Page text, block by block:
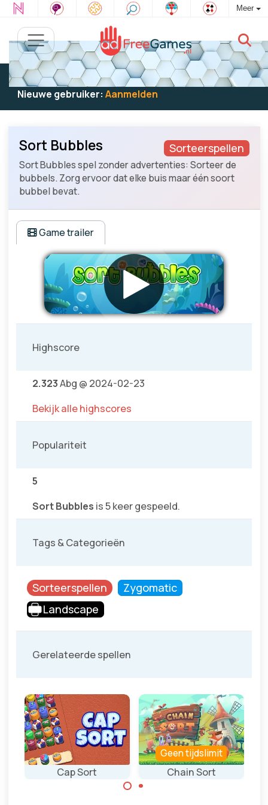
Meer
Bestaande gebruiker: Log in
om te spelen
Nieuwe gebruiker: Aanmelden
Sorteerspellen
Sort Bubbles
Sort Bubbles spel zonder advertenties: Sorteer de
bubbels. Zorg ervoor dat elke buis maar één soort
bubbel bevat.
Game trailer
Highscore
2.323Abg @ 2024-02-23
Bekijk alle highscores
Populariteit
5
Sort Bubbles is 5 keer gespeeld.
Tags & Categorieën
Sorteerspellen
Zygomatic
Landscape
Gerelateerde spellen
Cap Sort Chain Sort
Geen tijdslimit